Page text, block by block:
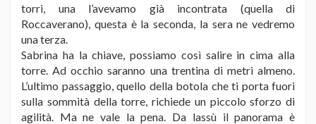
torri, una l’avevamo già incontrata (quella di
Roccaverano), questa è la seconda, la sera ne vedremo
una terza.
Sabrina ha la chiave, possiamo così salire in cima alla
torre. Ad occhio saranno una trentina di metri almeno.
L’ultimo passaggio, quello della botola che ti porta fuori
sulla sommità della torre, richiede un piccolo sforzo di
agilità. Ma ne vale la pena. Da lassù il panorama è